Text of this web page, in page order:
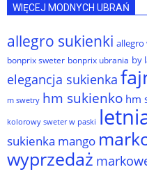
WIĘCEJ MODNYCH UBRAŃ
allegro sukienki allegro
bonprix sweter bonprix ubrania by
elegancja sukienka
m swetry hm sukienko hm
kolorowy sweter w paski
sukienka mango
wyprzedaż